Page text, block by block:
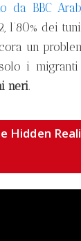
da BBC
l’80% dei
un
i migranti
neri.
Hidden